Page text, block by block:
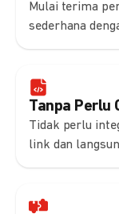
Mulai terima
sederhana
Tanpa Perlu
Tidak perlu
link dan